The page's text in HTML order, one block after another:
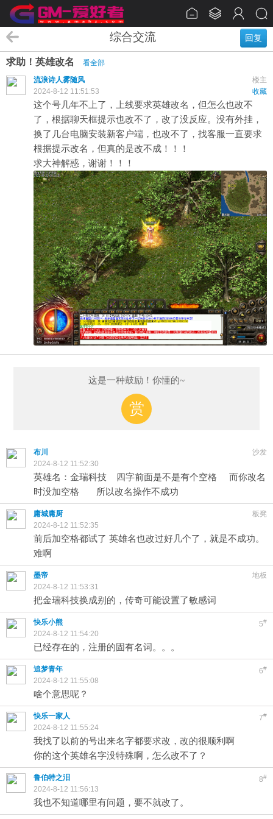
回复
综合交流
求助！英雄改名
看全部
楼主
流浪诗人雾随风
收藏
2024-8-12 11:51:53
这个号几年不上了，上线要求英雄改名，但怎么也改不
了，根据聊天框提示也改不了，改了没反应。没有外挂，
换了几台电脑安装新客户端，也改不了，找客服一直要求
根据提示改名，但真的是改不成！！！
求大神解惑，谢谢！！！
这是一种鼓励！你懂的~
赏
沙发
布川
2024-8-12 11:52:30
英雄名：金瑞科技 四字前面是不是有个空格 而你改名
时没加空格 所以改名操作不成功
板凳
庸城庸厨
2024-8-12 11:52:35
前后加空格都试了 英雄名也改过好几个了，就是不成功。
难啊
地板
墨帝
2024-8-12 11:53:31
把金瑞科技换成别的，传奇可能设置了敏感词
5#
快乐小熊
2024-8-12 11:54:20
已经存在的，注册的固有名词。。。
6#
追梦青年
2024-8-12 11:55:08
啥个意思呢？
7#
快乐一家人
2024-8-12 11:55:24
我找了以前的号出来名字都要求改，改的很顺利啊
你的这个英雄名字没特殊啊，怎么改不了？
8#
鲁伯特之泪
2024-8-12 11:56:13
我也不知道哪里有问题，要不就改了。